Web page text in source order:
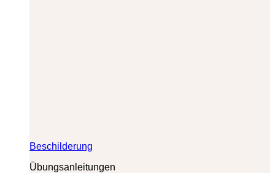
Beschilderung
Übungsanleitungen